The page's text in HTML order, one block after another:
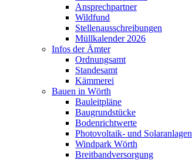
Ansprechpartner
Wildfund
Stellenausschreibungen
Müllkalender 2026
Infos der Ämter
Ordnungsamt
Standesamt
Kämmerei
Bauen in Wörth
Bauleitpläne
Baugrundstücke
Bodenrichtwerte
Photovoltaik- und Solaranlagen
Windpark Wörth
Breitbandversorgung